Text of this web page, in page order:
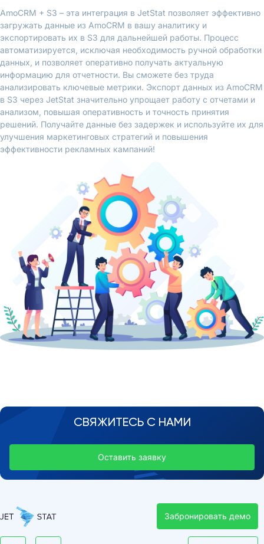
AmoCRM + S3 – эта интеграция в JetStat позволяет эффективно
загружать данные из AmoCRM в вашу аналитику и
экспортировать их в S3 для дальнейшей работы. Процесс
автоматизируется, исключая необходимость ручной обработки
данных, и позволяет оперативно получать актуальную
информацию для отчетности. Вы сможете без труда
анализировать ключевые метрики. Экспорт данных из AmoCRM
в S3 через JetStat значительно упрощает работу с отчетами и
анализом, повышая оперативность и точность принятия
решений. Получайте данные без задержек и используйте их для
улучшения маркетинговых стратегий и повышения
эффективности рекламных кампаний!
СВЯЖИТЕСЬ С НАМИ
Оставить заявку
Забронировать демо